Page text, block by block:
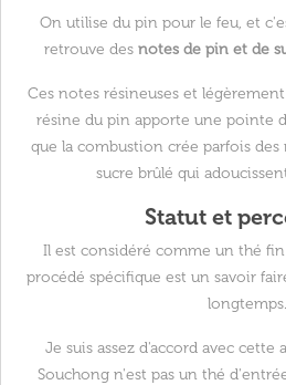
On utilise du pin pour le feu, et
retrouve des notes de pin et de
Ces notes résineuses et
résine du pin apporte une pointe
que la combustion crée parfois des
sucre brûlé qui
Statut et
Il est considéré comme un thé
procédé spécifique est un savoir
longtemps.
Je suis assez d'accord avec cette
Souchong n'est pas un thé